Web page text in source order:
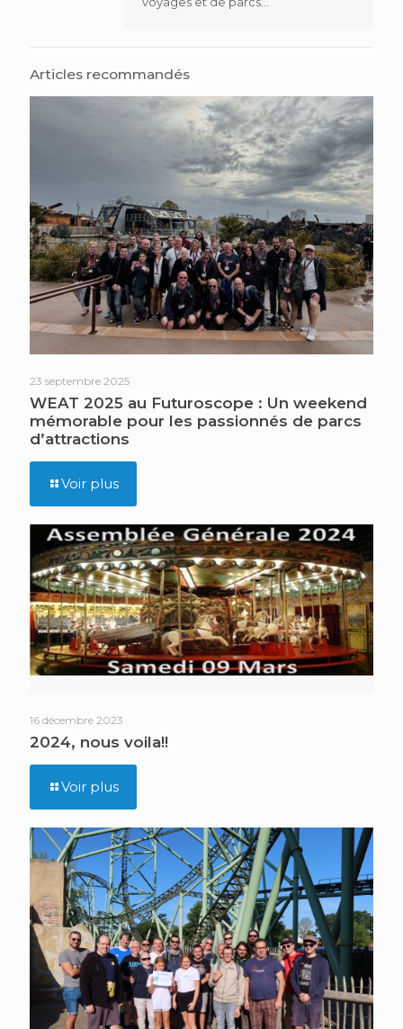
Articles recommandés
23 septembre 2025
WEAT 2025 au Futuroscope : Un weekend
mémorable pour les passionnés de parcs
d’attractions
Voir plus
16 décembre 2023
2024, nous voila!!
Voir plus